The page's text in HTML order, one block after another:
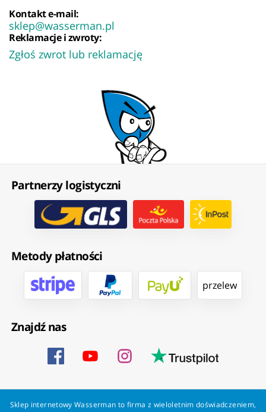
Kontakt e-mail:
sklep@wasserman.pl
Reklamacje i zwroty:
Zgłoś zwrot lub reklamację
Partnerzy logistyczni
Metody płatności
przelew
Znajdź nas
Sklep internetowy Wasserman to firma z wieloletnim doświadczeniem,